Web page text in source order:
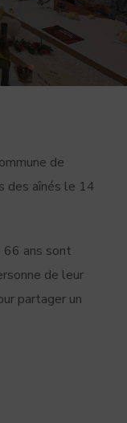
de
des aînés le 14
66 ans sont
de leur
partager un